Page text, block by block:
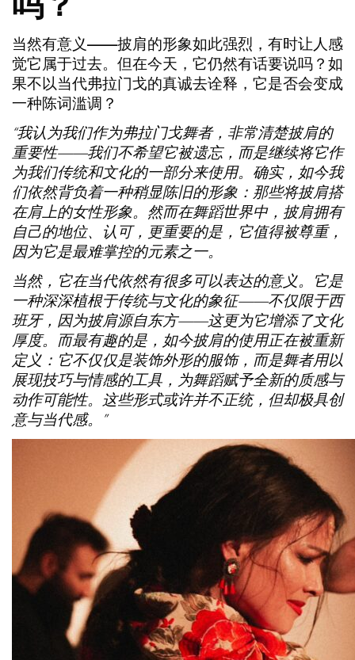
当然有意义——披肩的形象如此强烈，有时让人感
觉它属于过去。但在今天，它仍然有话要说吗？如
果不以当代弗拉门戈的真诚去诠释，它是否会变成
一种陈词滥调？
“我认为我们作为弗拉门戈舞者，非常清楚披肩的
重要性——我们不希望它被遗忘，而是继续将它作
为我们传统和文化的一部分来使用。确实，如今我
们依然背负着一种稍显陈旧的形象：那些将披肩搭
在肩上的女性形象。然而在舞蹈世界中，披肩拥有
自己的地位、认可，更重要的是，它值得被尊重，
因为它是最难掌控的元素之一。
当然，它在当代依然有很多可以表达的意义。它是
一种深深植根于传统与文化的象征——不仅限于西
班牙，因为披肩源自东方——这更为它增添了文化
厚度。而最有趣的是，如今披肩的使用正在被重新
定义：它不仅仅是装饰外形的服饰，而是舞者用以
展现技巧与情感的工具，为舞蹈赋予全新的质感与
动作可能性。这些形式或许并不正统，但却极具创
意与当代感。”